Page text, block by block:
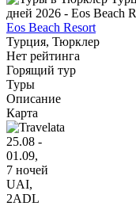
Eos Beach Resort
Турция, Тюрклер
Нет рейтинга
Горящий тур
Туры
Описание
Карта
25.08 -
01.09,
7 ночей
UAI,
2ADL